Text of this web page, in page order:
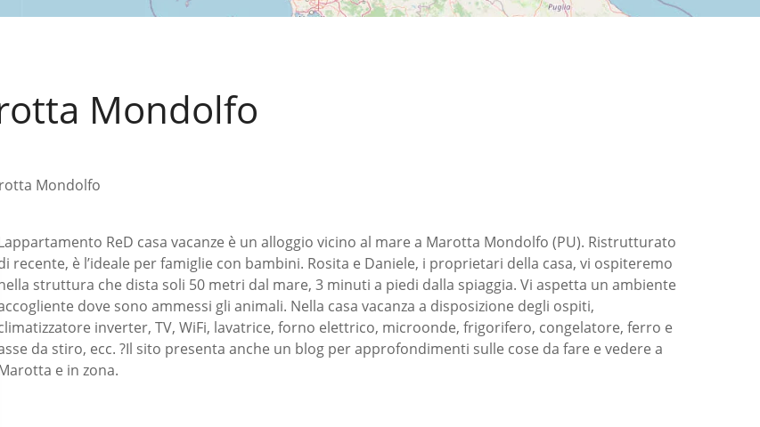
Mondolfo
Mondolfo
ReD casa vacanze è un alloggio vicino al mare a Marotta Mondolfo (PU). Ristrutturato
recente, è l’ideale per famiglie con bambini. Rosita e Daniele, i proprietari della casa, vi ospiteremo
struttura che dista soli 50 metri dal mare, 3 minuti a piedi dalla spiaggia. Vi aspetta un ambiente
dove sono ammessi gli animali. Nella casa vacanza a disposizione degli ospiti,
inverter, TV, WiFi, lavatrice, forno elettrico, microonde, frigorifero, congelatore, ferro e
da stiro, ecc. ?Il sito presenta anche un blog per approfondimenti sulle cose da fare e vedere a
e in zona.